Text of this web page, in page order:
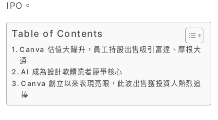
IPO。
Table of Contents
Canva 估值大躍升，員工持股出售吸引富達、摩根大
通
AI 成為設計軟體業者競爭核心
Canva 創立以來表現亮眼，此波出售獲投資人熱烈追
捧